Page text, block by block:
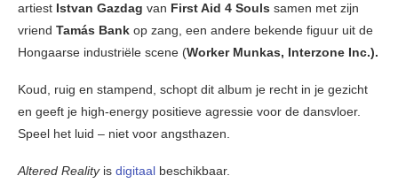
artiest Istvan Gazdag van First Aid 4 Souls samen met zijn
vriend Tamás Bank op zang, een andere bekende figuur uit de
Hongaarse industriële scene (Worker Munkas, Interzone Inc.).
Koud, ruig en stampend, schopt dit album je recht in je gezicht
en geeft je high-energy positieve agressie voor de dansvloer.
Speel het luid – niet voor angsthazen.
Altered Reality is digitaal beschikbaar.